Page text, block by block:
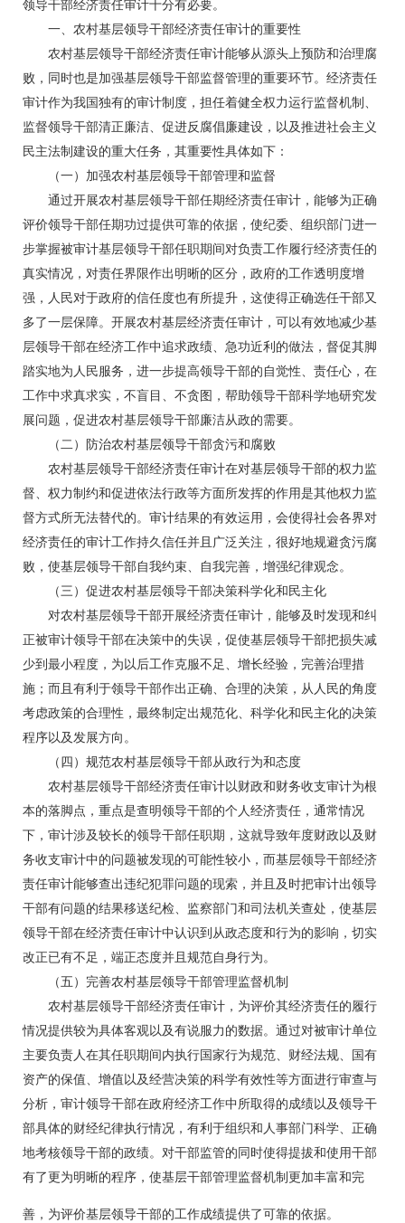
领导干部经济责任审计十分有必要。
一、农村基层领导干部经济责任审计的重要性
农村基层领导干部经济责任审计能够从源头上预防和治理腐
败，同时也是加强基层领导干部监督管理的重要环节。经济责任
审计作为我国独有的审计制度，担任着健全权力运行监督机制、
监督领导干部清正廉洁、促进反腐倡廉建设，以及推进社会主义
民主法制建设的重大任务，其重要性具体如下：
（一）加强农村基层领导干部管理和监督
通过开展农村基层领导干部任期经济责任审计，能够为正确
评价领导干部任期功过提供可靠的依据，使纪委、组织部门进一
步掌握被审计基层领导干部任职期间对负责工作履行经济责任的
真实情况，对责任界限作出明晰的区分，政府的工作透明度增
强，人民对于政府的信任度也有所提升，这使得正确选任干部又
多了一层保障。开展农村基层经济责任审计，可以有效地减少基
层领导干部在经济工作中追求政绩、急功近利的做法，督促其脚
踏实地为人民服务，进一步提高领导干部的自觉性、责任心，在
工作中求真求实，不盲目、不贪图，帮助领导干部科学地研究发
展问题，促进农村基层领导干部廉洁从政的需要。
（二）防治农村基层领导干部贪污和腐败
农村基层领导干部经济责任审计在对基层领导干部的权力监
督、权力制约和促进依法行政等方面所发挥的作用是其他权力监
督方式所无法替代的。审计结果的有效运用，会使得社会各界对
经济责任的审计工作持久信任并且广泛关注，很好地规避贪污腐
败，使基层领导干部自我约束、自我完善，增强纪律观念。
（三）促进农村基层领导干部决策科学化和民主化
对农村基层领导干部开展经济责任审计，能够及时发现和纠
正被审计领导干部在决策中的失误，促使基层领导干部把损失减
少到最小程度，为以后工作克服不足、增长经验，完善治理措
施；而且有利于领导干部作出正确、合理的决策，从人民的角度
考虑政策的合理性，最终制定出规范化、科学化和民主化的决策
程序以及发展方向。
（四）规范农村基层领导干部从政行为和态度
农村基层领导干部经济责任审计以财政和财务收支审计为根
本的落脚点，重点是查明领导干部的个人经济责任，通常情况
下，审计涉及较长的领导干部任职期，这就导致年度财政以及财
务收支审计中的问题被发现的可能性较小，而基层领导干部经济
责任审计能够查出违纪犯罪问题的现索，并且及时把审计出领导
干部有问题的结果移送纪检、监察部门和司法机关查处，使基层
领导干部在经济责任审计中认识到从政态度和行为的影响，切实
改正已有不足，端正态度并且规范自身行为。
（五）完善农村基层领导干部管理监督机制
农村基层领导干部经济责任审计，为评价其经济责任的履行
情况提供较为具体客观以及有说服力的数据。通过对被审计单位
主要负责人在其任职期间内执行国家行为规范、财经法规、国有
资产的保值、增值以及经营决策的科学有效性等方面进行审查与
分析，审计领导干部在政府经济工作中所取得的成绩以及领导干
部具体的财经纪律执行情况，有利于组织和人事部门科学、正确
地考核领导干部的政绩。对干部监管的同时使得提拔和使用干部
有了更为明晰的程序，使基层干部管理监督机制更加丰富和完
善，为评价基层领导干部的工作成绩提供了可靠的依据。